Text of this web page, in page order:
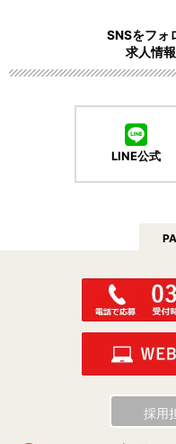
SNSをフォ
求人情
LINE公式
採用